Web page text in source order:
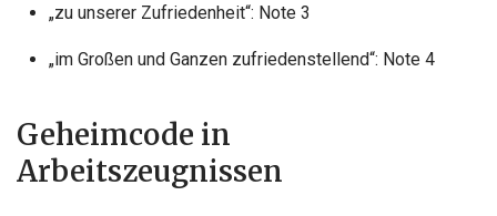
„zu unserer Zufriedenheit“: Note 3
„im Großen und Ganzen zufriedenstellend“: Note 4
Geheimcode in
Arbeitszeugnissen